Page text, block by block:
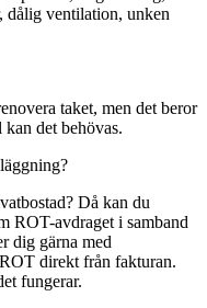
dålig ventilation, unken
taket, men det beror
det behövas.
Då kan du
ROT-avdraget i samband
dig gärna med
direkt från fakturan.
fungerar.